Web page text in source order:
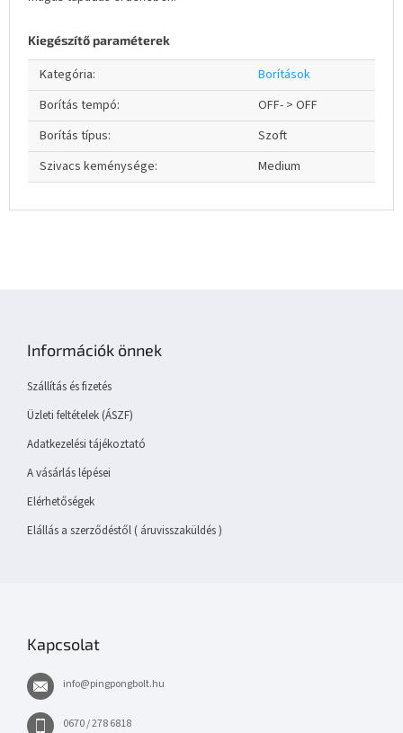
Kiegészítő paraméterek
Kategória:
Borítások
Borítás tempó:
OFF- > OFF
Borítás típus:
Szoft
Szivacs keménysége: Medium
Információk önnek
Szállítás és fizetés
Üzleti feltételek (ÁSZF)
Adatkezelési tájékoztató
A vásárlás lépései
Elérhetőségek
Elállás a szerződéstől ( áruvisszaküldés )
Kapcsolat
info@pingpongbolt.hu
0670 / 278 6818